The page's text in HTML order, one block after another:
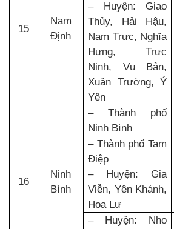
15
Nam
Định
– Huyện: Giao
Thủy, Hải Hậu,
Nam Trực, Nghĩa
Hưng, Trực
Ninh, Vụ Bản,
Xuân Trường, Ý
Yên
16
Ninh
Bình
– Thành phố
Ninh Bình
– Thành phố Tam
Điệp
– Huyện: Gia
Viễn, Yên Khánh,
Hoa Lư
– Huyện: Nho